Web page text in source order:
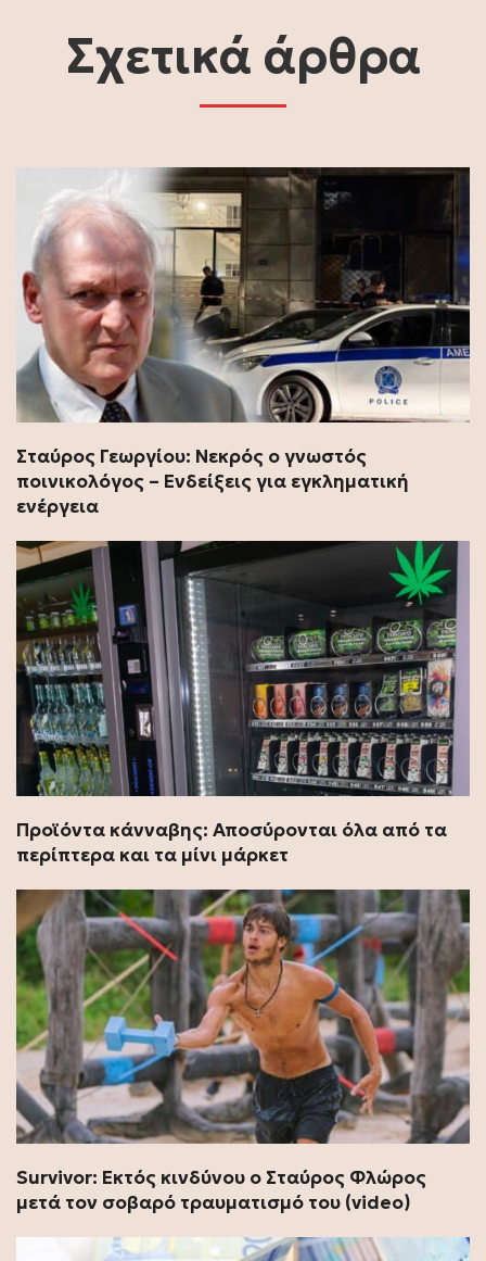
Σχετικά άρθρα
Σταύρος Γεωργίου: Νεκρός ο γνωστός
ποινικολόγος – Ενδείξεις για εγκληματική
ενέργεια
Προϊόντα κάνναβης: Αποσύρονται όλα από τα
περίπτερα και τα μίνι μάρκετ
Survivor: Εκτός κινδύνου ο Σταύρος Φλώρος
μετά τον σοβαρό τραυματισμό του (video)